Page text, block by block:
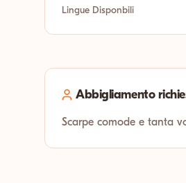
Lingue Disponbili
Abbigliamento
Scarpe comode e tanta